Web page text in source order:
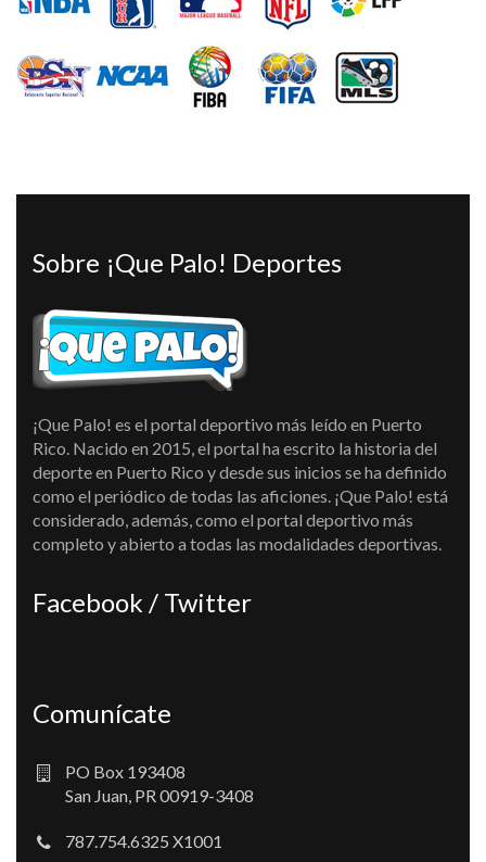
Sobre ¡Que Palo! Deportes
¡Que Palo! es el portal deportivo más leído en Puerto
Rico. Nacido en 2015, el portal ha escrito la historia del
deporte en Puerto Rico y desde sus inicios se ha definido
como el periódico de todas las aficiones. ¡Que Palo! está
considerado, además, como el portal deportivo más
completo y abierto a todas las modalidades deportivas.
Facebook / Twitter
Comunícate
PO Box 193408
San Juan, PR 00919-3408
787.754.6325 X1001